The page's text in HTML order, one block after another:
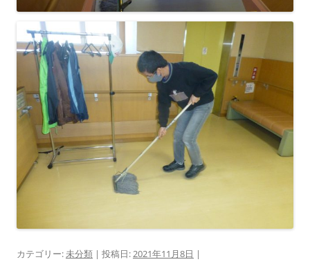
カテゴリー:未分類 | 投稿日:2021年11月8日 |